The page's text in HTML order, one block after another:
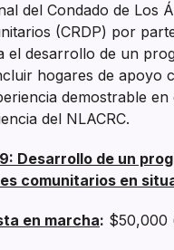
del Condado de Los
(CRDP) por
el desarrollo de un
hogares de apoyo
demostrable
del NLACRC.
Desarrollo de un
comunitarios en
en marcha: $50,000